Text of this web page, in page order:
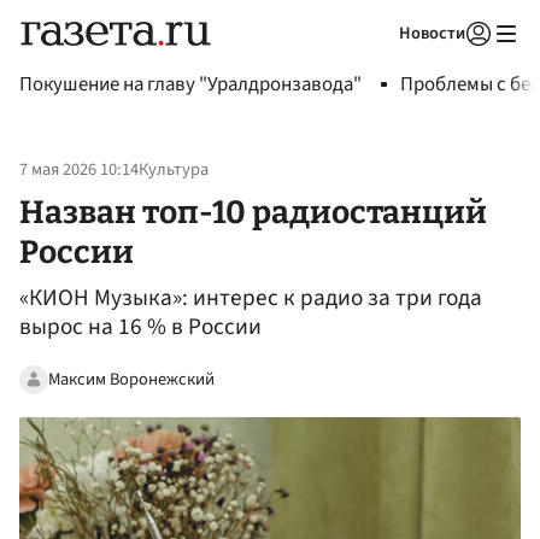
Новости
Покушение на главу "Уралдронзавода" Проблемы с
7 мая 2026 10:14Культура
Назван топ-10 радиостанций
России
«КИОН Музыка»: интерес к радио за три года
вырос на 16 % в России
Максим Воронежский